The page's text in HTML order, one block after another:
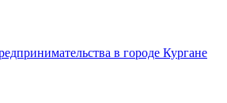
в городе Кургане